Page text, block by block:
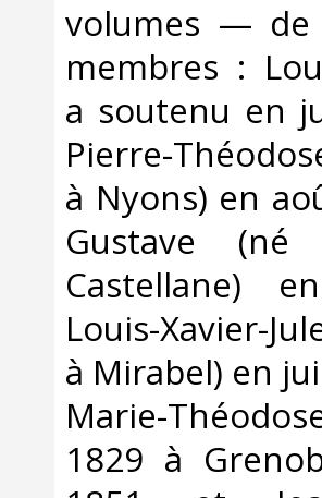
volumes — de
membres :
a soutenu en
Pierre-
à Nyons) en
Gustave
Castellane)
Louis-Xavier-
à Mirabel) en
Marie-
1829 à